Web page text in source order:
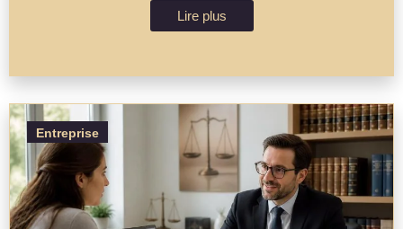
Lire plus
Entreprise